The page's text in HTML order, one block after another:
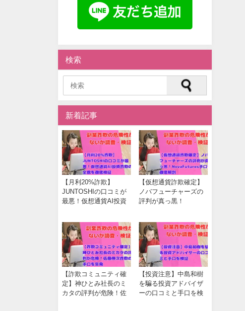
検索
新着記事
【月利20%詐欺】
JUNTOSHIの口コミが
最悪！仮想通貨AI投資
【仮想通貨詐欺確定】
ノバフューチャーズの
評判が真っ黒！
【詐欺コミュニティ確
定】神ひとみ社長のミ
カタの評判が危険！佐
【投資注意】中島和樹
を騙る投資アドバイザ
ーの口コミと手口を検